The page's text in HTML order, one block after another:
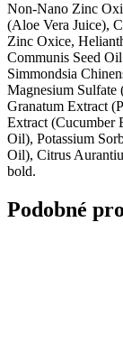
Non-Nano Zinc
(Aloe Vera Juice),
Zinc Oxice,
Communis Seed
Simmondsia
Magnesium Sulfate
Granatum Extract
Extract (Cucumber
Oil), Potassium
Oil), Citrus
bold.
Podobné